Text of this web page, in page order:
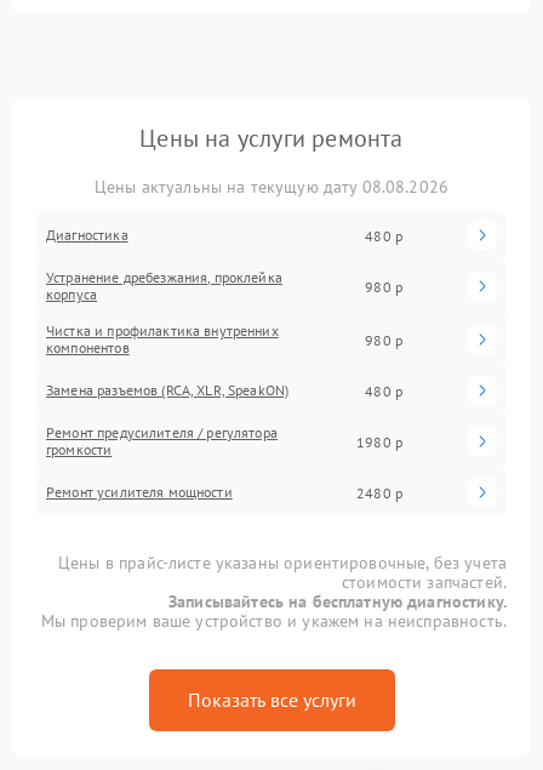
Цены на услуги ремонта
Цены актуальны на текущую дату 08.08.2026
Диагностика 480 р
Устранение дребезжания, проклейка
корпуса
980 р
Чистка и профилактика внутренних
компонентов
980 р
Замена разъемов (RCA, XLR, SpeakON) 480 р
Ремонт предусилителя / регулятора
громкости
1980 р
Ремонт усилителя мощности 2480 р
Цены в прайс-листе указаны ориентировочные, без учета
стоимости запчастей.
Записывайтесь на бесплатную диагностику.
Мы проверим ваше устройство и укажем на неисправность.
Показать все услуги